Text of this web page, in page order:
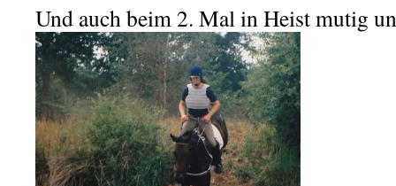
Und auch beim 2. Mal in Heist mutig